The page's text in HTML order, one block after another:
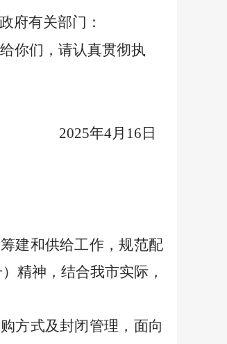
府有关部门：
你们，请认真贯彻执
2025年4月16日
建和供给工作，规范配
精神，结合我市实际，
方式及封闭管理，面向